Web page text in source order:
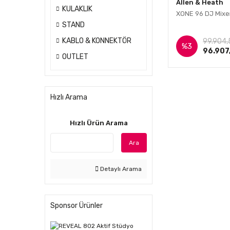
KULAKLIK
STAND
KABLO & KONNEKTÖR
OUTLET
Hızlı Arama
Hızlı Ürün Arama
Ara
Detaylı Arama
Sponsor Ürünler
Allen & Heath
XONE 96 DJ
%3